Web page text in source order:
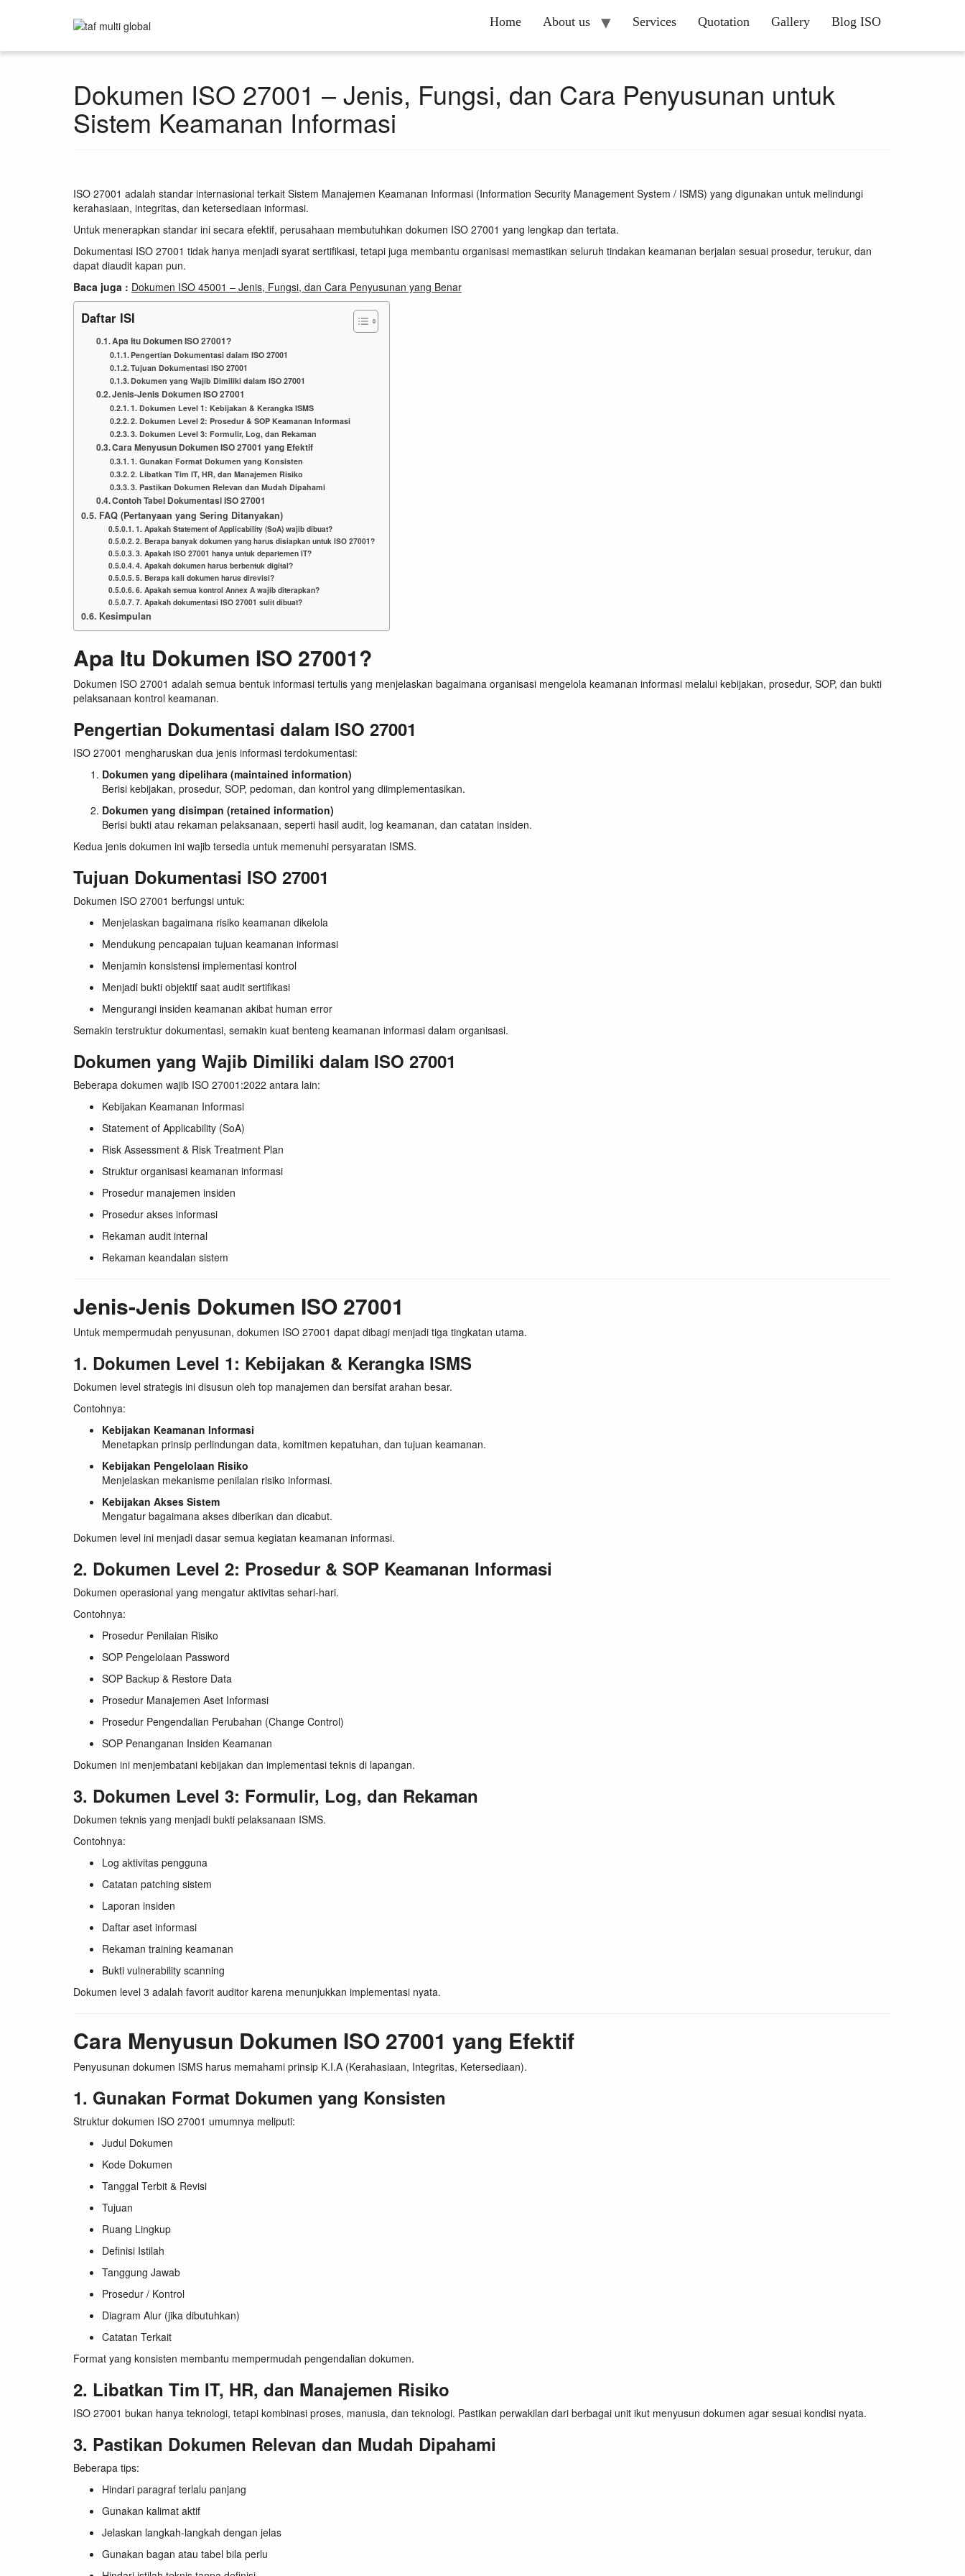
Home About us Services Quotation Gallery Blog ISO
Dokumen ISO 27001 – Jenis, Fungsi, dan Cara Penyusunan untuk
Sistem Keamanan Informasi
ISO 27001 adalah standar internasional terkait Sistem Manajemen Keamanan Informasi (Information Security Management System / ISMS) yang digunakan untuk melindungi
kerahasiaan, integritas, dan ketersediaan informasi.
Untuk menerapkan standar ini secara efektif, perusahaan membutuhkan dokumen ISO 27001 yang lengkap dan tertata.
Dokumentasi ISO 27001 tidak hanya menjadi syarat sertifikasi, tetapi juga membantu organisasi memastikan seluruh tindakan keamanan berjalan sesuai prosedur, terukur, dan
dapat diaudit kapan pun.
Baca juga : Dokumen ISO 45001 – Jenis, Fungsi, dan Cara Penyusunan yang Benar
Daftar ISI
Apa Itu Dokumen ISO 27001?
Pengertian Dokumentasi dalam ISO 27001
Tujuan Dokumentasi ISO 27001
Dokumen yang Wajib Dimiliki dalam ISO 27001
Jenis-Jenis Dokumen ISO 27001
1. Dokumen Level 1: Kebijakan & Kerangka ISMS
2. Dokumen Level 2: Prosedur & SOP Keamanan Informasi
3. Dokumen Level 3: Formulir, Log, dan Rekaman
Cara Menyusun Dokumen ISO 27001 yang Efektif
1. Gunakan Format Dokumen yang Konsisten
2. Libatkan Tim IT, HR, dan Manajemen Risiko
3. Pastikan Dokumen Relevan dan Mudah Dipahami
Contoh Tabel Dokumentasi ISO 27001
FAQ (Pertanyaan yang Sering Ditanyakan)
1. Apakah Statement of Applicability (SoA) wajib dibuat?
2. Berapa banyak dokumen yang harus disiapkan untuk ISO 27001?
3. Apakah ISO 27001 hanya untuk departemen IT?
4. Apakah dokumen harus berbentuk digital?
5. Berapa kali dokumen harus direvisi?
6. Apakah semua kontrol Annex A wajib diterapkan?
7. Apakah dokumentasi ISO 27001 sulit dibuat?
Kesimpulan
Apa Itu Dokumen ISO 27001?
Dokumen ISO 27001 adalah semua bentuk informasi tertulis yang menjelaskan bagaimana organisasi mengelola keamanan informasi melalui kebijakan, prosedur, SOP, dan bukti
pelaksanaan kontrol keamanan.
Pengertian Dokumentasi dalam ISO 27001
ISO 27001 mengharuskan dua jenis informasi terdokumentasi:
Dokumen yang dipelihara (maintained information)
Berisi kebijakan, prosedur, SOP, pedoman, dan kontrol yang diimplementasikan.
Dokumen yang disimpan (retained information)
Berisi bukti atau rekaman pelaksanaan, seperti hasil audit, log keamanan, dan catatan insiden.
Kedua jenis dokumen ini wajib tersedia untuk memenuhi persyaratan ISMS.
Tujuan Dokumentasi ISO 27001
Dokumen ISO 27001 berfungsi untuk:
Menjelaskan bagaimana risiko keamanan dikelola
Mendukung pencapaian tujuan keamanan informasi
Menjamin konsistensi implementasi kontrol
Menjadi bukti objektif saat audit sertifikasi
Mengurangi insiden keamanan akibat human error
Semakin terstruktur dokumentasi, semakin kuat benteng keamanan informasi dalam organisasi.
Dokumen yang Wajib Dimiliki dalam ISO 27001
Beberapa dokumen wajib ISO 27001:2022 antara lain:
Kebijakan Keamanan Informasi
Statement of Applicability (SoA)
Risk Assessment & Risk Treatment Plan
Struktur organisasi keamanan informasi
Prosedur manajemen insiden
Prosedur akses informasi
Rekaman audit internal
Rekaman keandalan sistem
Jenis-Jenis Dokumen ISO 27001
Untuk mempermudah penyusunan, dokumen ISO 27001 dapat dibagi menjadi tiga tingkatan utama.
1. Dokumen Level 1: Kebijakan & Kerangka ISMS
Dokumen level strategis ini disusun oleh top manajemen dan bersifat arahan besar.
Contohnya:
Kebijakan Keamanan Informasi
Menetapkan prinsip perlindungan data, komitmen kepatuhan, dan tujuan keamanan.
Kebijakan Pengelolaan Risiko
Menjelaskan mekanisme penilaian risiko informasi.
Kebijakan Akses Sistem
Mengatur bagaimana akses diberikan dan dicabut.
Dokumen level ini menjadi dasar semua kegiatan keamanan informasi.
2. Dokumen Level 2: Prosedur & SOP Keamanan Informasi
Dokumen operasional yang mengatur aktivitas sehari-hari.
Contohnya:
Prosedur Penilaian Risiko
SOP Pengelolaan Password
SOP Backup & Restore Data
Prosedur Manajemen Aset Informasi
Prosedur Pengendalian Perubahan (Change Control)
SOP Penanganan Insiden Keamanan
Dokumen ini menjembatani kebijakan dan implementasi teknis di lapangan.
3. Dokumen Level 3: Formulir, Log, dan Rekaman
Dokumen teknis yang menjadi bukti pelaksanaan ISMS.
Contohnya:
Log aktivitas pengguna
Catatan patching sistem
Laporan insiden
Daftar aset informasi
Rekaman training keamanan
Bukti vulnerability scanning
Dokumen level 3 adalah favorit auditor karena menunjukkan implementasi nyata.
Cara Menyusun Dokumen ISO 27001 yang Efektif
Penyusunan dokumen ISMS harus memahami prinsip K.I.A (Kerahasiaan, Integritas, Ketersediaan).
1. Gunakan Format Dokumen yang Konsisten
Struktur dokumen ISO 27001 umumnya meliputi:
Judul Dokumen
Kode Dokumen
Tanggal Terbit & Revisi
Tujuan
Ruang Lingkup
Definisi Istilah
Tanggung Jawab
Prosedur / Kontrol
Diagram Alur (jika dibutuhkan)
Catatan Terkait
Format yang konsisten membantu mempermudah pengendalian dokumen.
2. Libatkan Tim IT, HR, dan Manajemen Risiko
ISO 27001 bukan hanya teknologi, tetapi kombinasi proses, manusia, dan teknologi. Pastikan perwakilan dari berbagai unit ikut menyusun dokumen agar sesuai kondisi nyata.
3. Pastikan Dokumen Relevan dan Mudah Dipahami
Beberapa tips:
Hindari paragraf terlalu panjang
Gunakan kalimat aktif
Jelaskan langkah-langkah dengan jelas
Gunakan bagan atau tabel bila perlu